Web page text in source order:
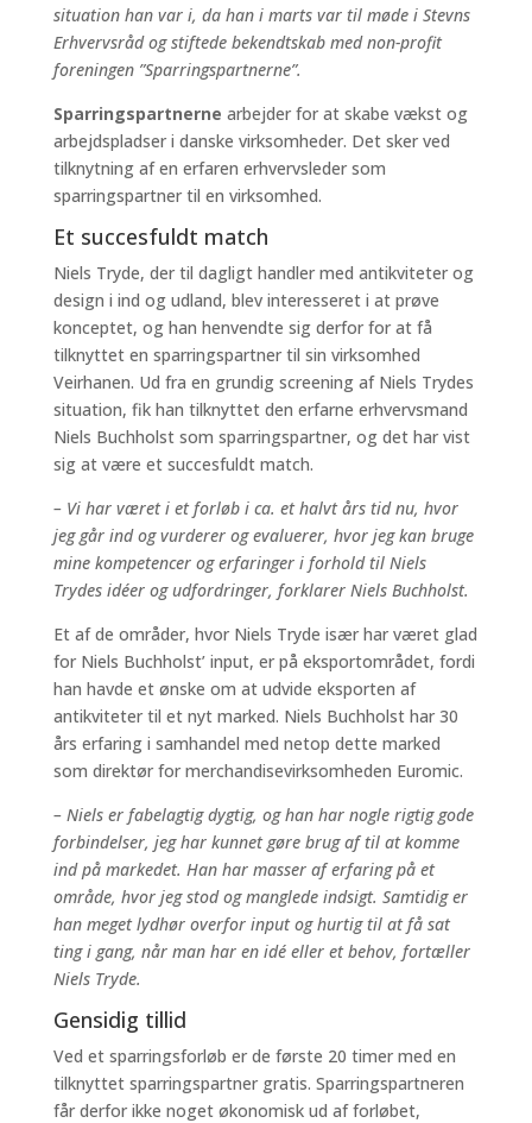
situation han var i, da han i marts var til møde i Stevns
Erhvervsråd og stiftede bekendtskab med non-profit
foreningen ”Sparringspartnerne”.
Sparringspartnerne arbejder for at skabe vækst og
arbejdspladser i danske virksomheder. Det sker ved
tilknytning af en erfaren erhvervsleder som
sparringspartner til en virksomhed.
Et succesfuldt match
Niels Tryde, der til dagligt handler med antikviteter og
design i ind og udland, blev interesseret i at prøve
konceptet, og han henvendte sig derfor for at få
tilknyttet en sparringspartner til sin virksomhed
Veirhanen. Ud fra en grundig screening af Niels Trydes
situation, fik han tilknyttet den erfarne erhvervsmand
Niels Buchholst som sparringspartner, og det har vist
sig at være et succesfuldt match.
– Vi har været i et forløb i ca. et halvt års tid nu, hvor
jeg går ind og vurderer og evaluerer, hvor jeg kan bruge
mine kompetencer og erfaringer i forhold til Niels
Trydes idéer og udfordringer, forklarer Niels Buchholst.
Et af de områder, hvor Niels Tryde især har været glad
for Niels Buchholst’ input, er på eksportområdet, fordi
han havde et ønske om at udvide eksporten af
antikviteter til et nyt marked. Niels Buchholst har 30
års erfaring i samhandel med netop dette marked
som direktør for merchandisevirksomheden Euromic.
– Niels er fabelagtig dygtig, og han har nogle rigtig gode
forbindelser, jeg har kunnet gøre brug af til at komme
ind på markedet. Han har masser af erfaring på et
område, hvor jeg stod og manglede indsigt. Samtidig er
han meget lydhør overfor input og hurtig til at få sat
ting i gang, når man har en idé eller et behov, fortæller
Niels Tryde.
Gensidig tillid
Ved et sparringsforløb er de første 20 timer med en
tilknyttet sparringspartner gratis. Sparringspartneren
får derfor ikke noget økonomisk ud af forløbet,